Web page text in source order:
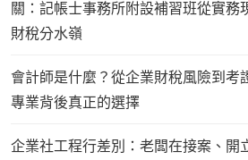
關：記帳士事務所附設補習班從實務
財稅分水嶺
會計師是什麼？從企業財稅風險到考
專業背後真正的選擇
企業社工程行差別：老闆在接案、開